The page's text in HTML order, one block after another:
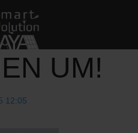
UM!
12:05